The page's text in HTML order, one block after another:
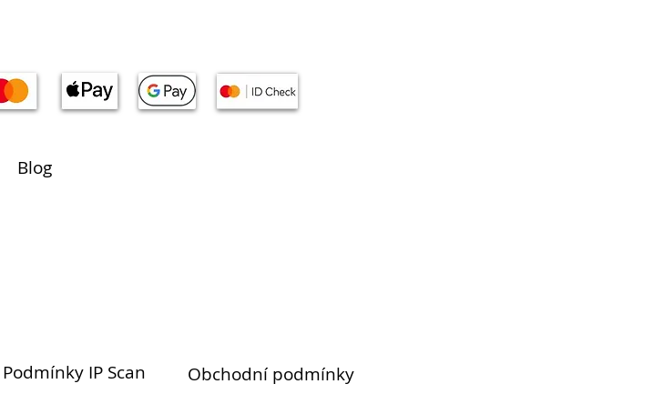
Blog
Podmínky IP Scan Obchodní podmínky